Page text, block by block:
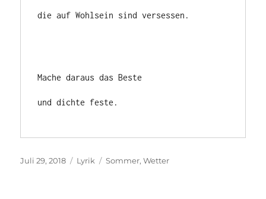
die auf Wohlsein sind versessen.
Mache daraus das Beste
und dichte feste.
Veröffentlicht
Juli 29, 2018 Kategorien
Lyrik Schlagwörter
Sommer,Wetter